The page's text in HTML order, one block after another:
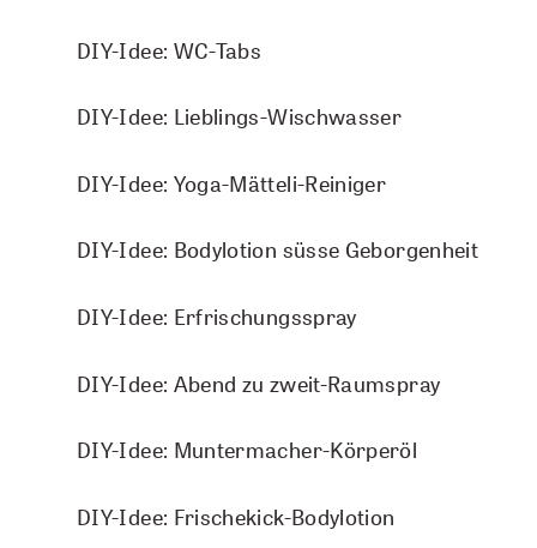
DIY-Idee: Muskelfit-Öl
DIY-Idee: Seelenwohl-Duschbad
DIY-Idee: Riechstift Morgenmuffel
DIY-Idee: Bodylotion süsse Geborgenheit
DIY-Idee: Erfrischungsspray
DIY-Idee: Abend zu zweit-Raumspray
DIY-Idee: Muntermacher-Körperöl
DIY-Idee: Frischekick-Bodylotion
DIY-Idee: WC-Tabs
DIY-Idee: Lieblings-Wischwasser
DIY-Idee: Yoga-Mätteli-Reiniger
Waldbaden